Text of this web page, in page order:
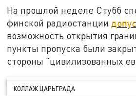
На прошлой неделе Стубб
финской радиостанции
возможность открытия
пункты пропуска были
стороны "цивилизованных
КОЛЛАЖ ЦАРЬГРАДА